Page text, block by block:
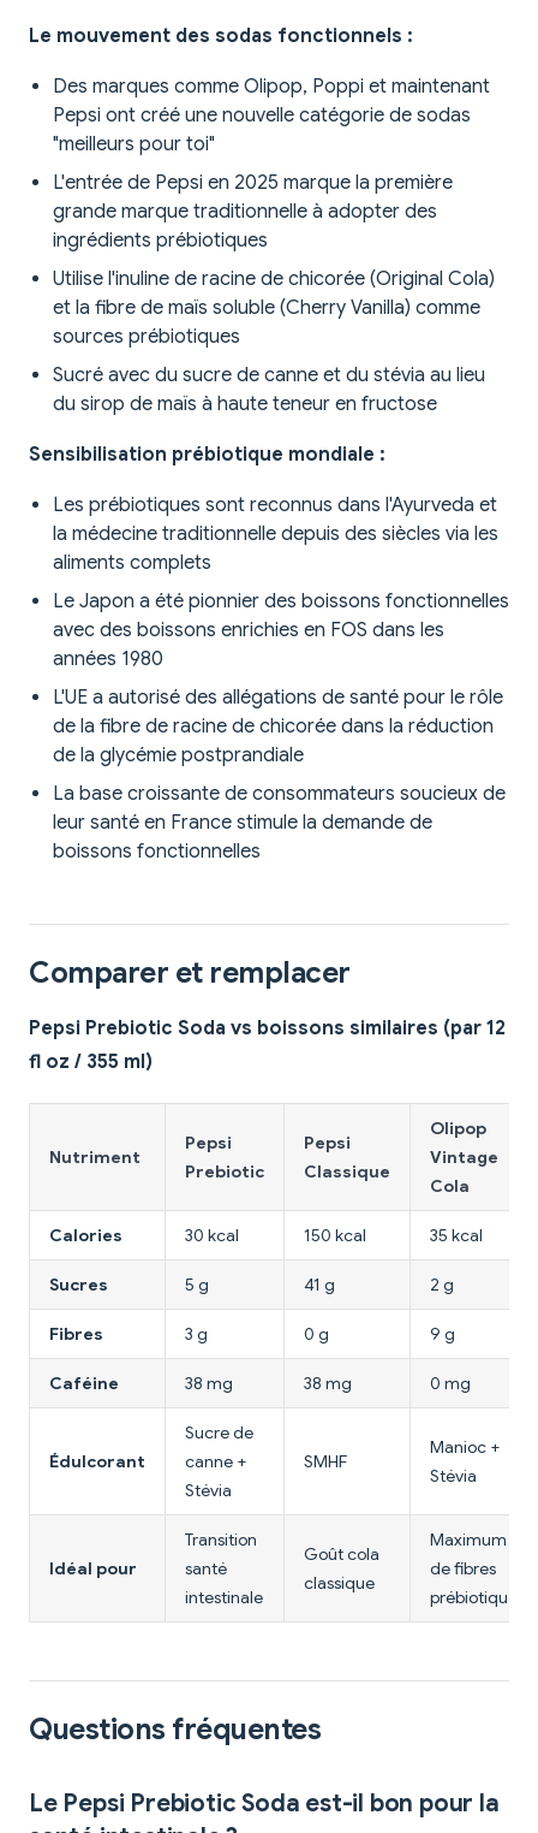
Le mouvement des sodas fonctionnels :
Des marques comme Olipop, Poppi et maintenant
Pepsi ont créé une nouvelle catégorie de sodas
"meilleurs pour toi"
L'entrée de Pepsi en 2025 marque la première
grande marque traditionnelle à adopter des
ingrédients prébiotiques
Utilise l'inuline de racine de chicorée (Original Cola)
et la fibre de maïs soluble (Cherry Vanilla) comme
sources prébiotiques
Sucré avec du sucre de canne et du stévia au lieu
du sirop de maïs à haute teneur en fructose
Sensibilisation prébiotique mondiale :
Les prébiotiques sont reconnus dans l'Ayurveda et
la médecine traditionnelle depuis des siècles via les
aliments complets
Le Japon a été pionnier des boissons fonctionnelles
avec des boissons enrichies en FOS dans les
années 1980
L'UE a autorisé des allégations de santé pour le rôle
de la fibre de racine de chicorée dans la réduction
de la glycémie postprandiale
La base croissante de consommateurs soucieux de
leur santé en France stimule la demande de
boissons fonctionnelles
Comparer et remplacer
Pepsi Prebiotic Soda vs boissons similaires (par 12
fl oz / 355 ml)
Nutriment
Pepsi
Prebiotic
Pepsi
Classique
Olipop
Vintage
Cola
Calories 30 kcal 150 kcal 35 kcal
Sucres 5 g 41 g 2 g
Fibres 3 g 0 g 9 g
Caféine 38 mg 38 mg 0 mg
Édulcorant
Sucre de
canne +
Stévia
SMHF
Manioc +
Stévia
Idéal pour
Transition
santé
intestinale
Goût cola
classique
Maximum
de fibres
prébiotiques
Questions fréquentes
Le Pepsi Prebiotic Soda est-il bon pour la